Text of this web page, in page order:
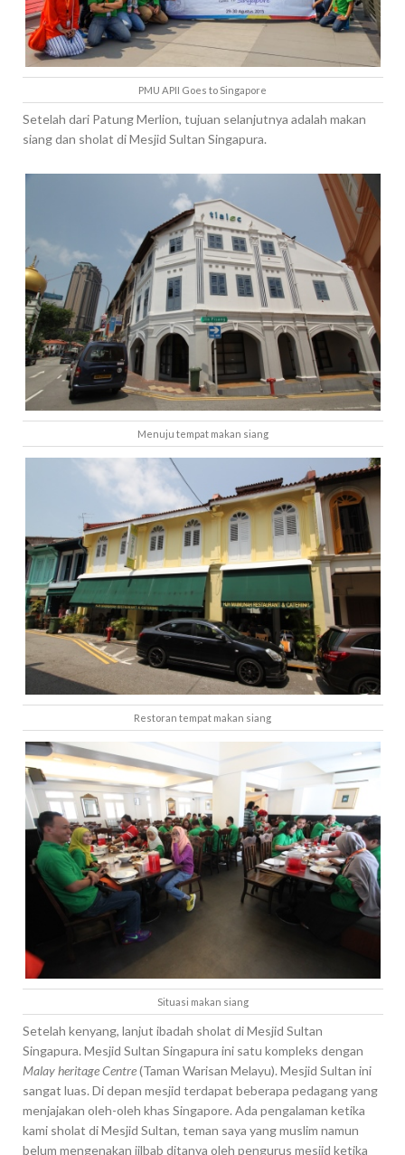
PMU APII Goes to Singapore
Setelah dari Patung Merlion, tujuan selanjutnya adalah makan
siang dan sholat di Mesjid Sultan Singapura.
Menuju tempat makan siang
Restoran tempat makan siang
Situasi makan siang
Setelah kenyang, lanjut ibadah sholat di Mesjid Sultan
Singapura. Mesjid Sultan Singapura ini satu kompleks dengan
Malay heritage Centre(Taman Warisan Melayu). Mesjid Sultan ini
sangat luas. Di depan mesjid terdapat beberapa pedagang yang
menjajakan oleh-oleh khas Singapore. Ada pengalaman ketika
kami sholat di Mesjid Sultan, teman saya yang muslim namun
belum mengenakan jilbab ditanya oleh pengurus mesjid ketika